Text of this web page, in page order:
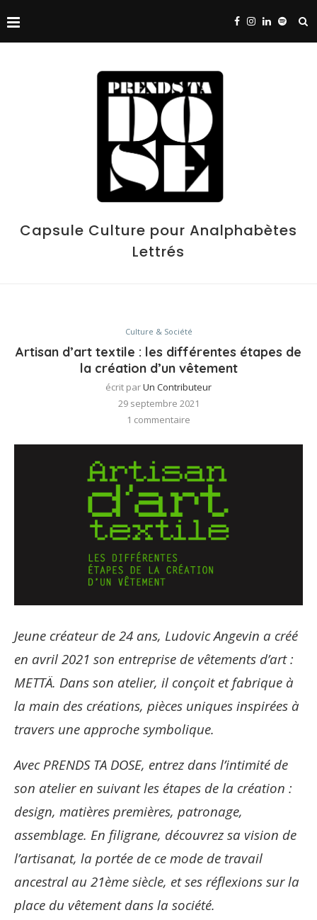
Capsule Culture pour Analphabètes
Lettrés
Culture & Société
Artisan d’art textile : les différentes étapes de
la création d’un vêtement
écrit parUn Contributeur
29 septembre 2021
1 commentaire
Jeune créateur de 24 ans, Ludovic Angevin a créé
en avril 2021 son entreprise de vêtements d’art :
METTÄ. Dans son atelier, il conçoit et fabrique à
la main des créations, pièces uniques inspirées à
travers une approche symbolique.
Avec PRENDS TA DOSE, entrez dans l’intimité de
son atelier en suivant les étapes de la création :
design, matières premières, patronage,
assemblage. En filigrane, découvrez sa vision de
l’artisanat, la portée de ce mode de travail
ancestral au 21ème siècle, et ses réflexions sur la
place du vêtement dans la société.